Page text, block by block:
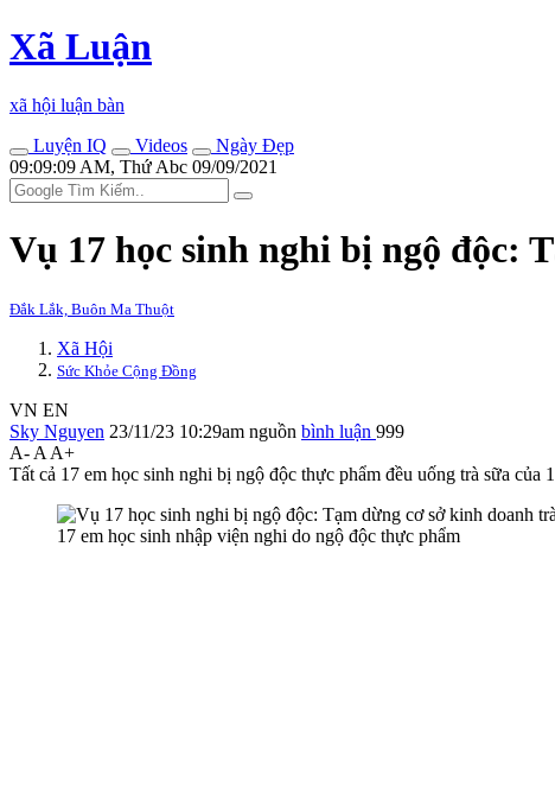
Xã Luận
xã hội luận bàn
Luyện IQ
Videos
Ngày Đẹp
09:09:09 AM, Thứ Abc 09/09/2021
Vụ 17 học sinh nghi bị ngộ độc:
Đắk Lắk, Buôn Ma Thuột
Xã Hội
Sức Khỏe Cộng Đồng
VN EN
Sky Nguyen 23/11/23 10:29am nguồn bình luận 999
A- A A+
Tất cả 17 em học sinh nghi bị ngộ độc thực phẩm đều uống trà sữa
17 em học sinh nhập viện nghi do ngộ độc thực phẩm